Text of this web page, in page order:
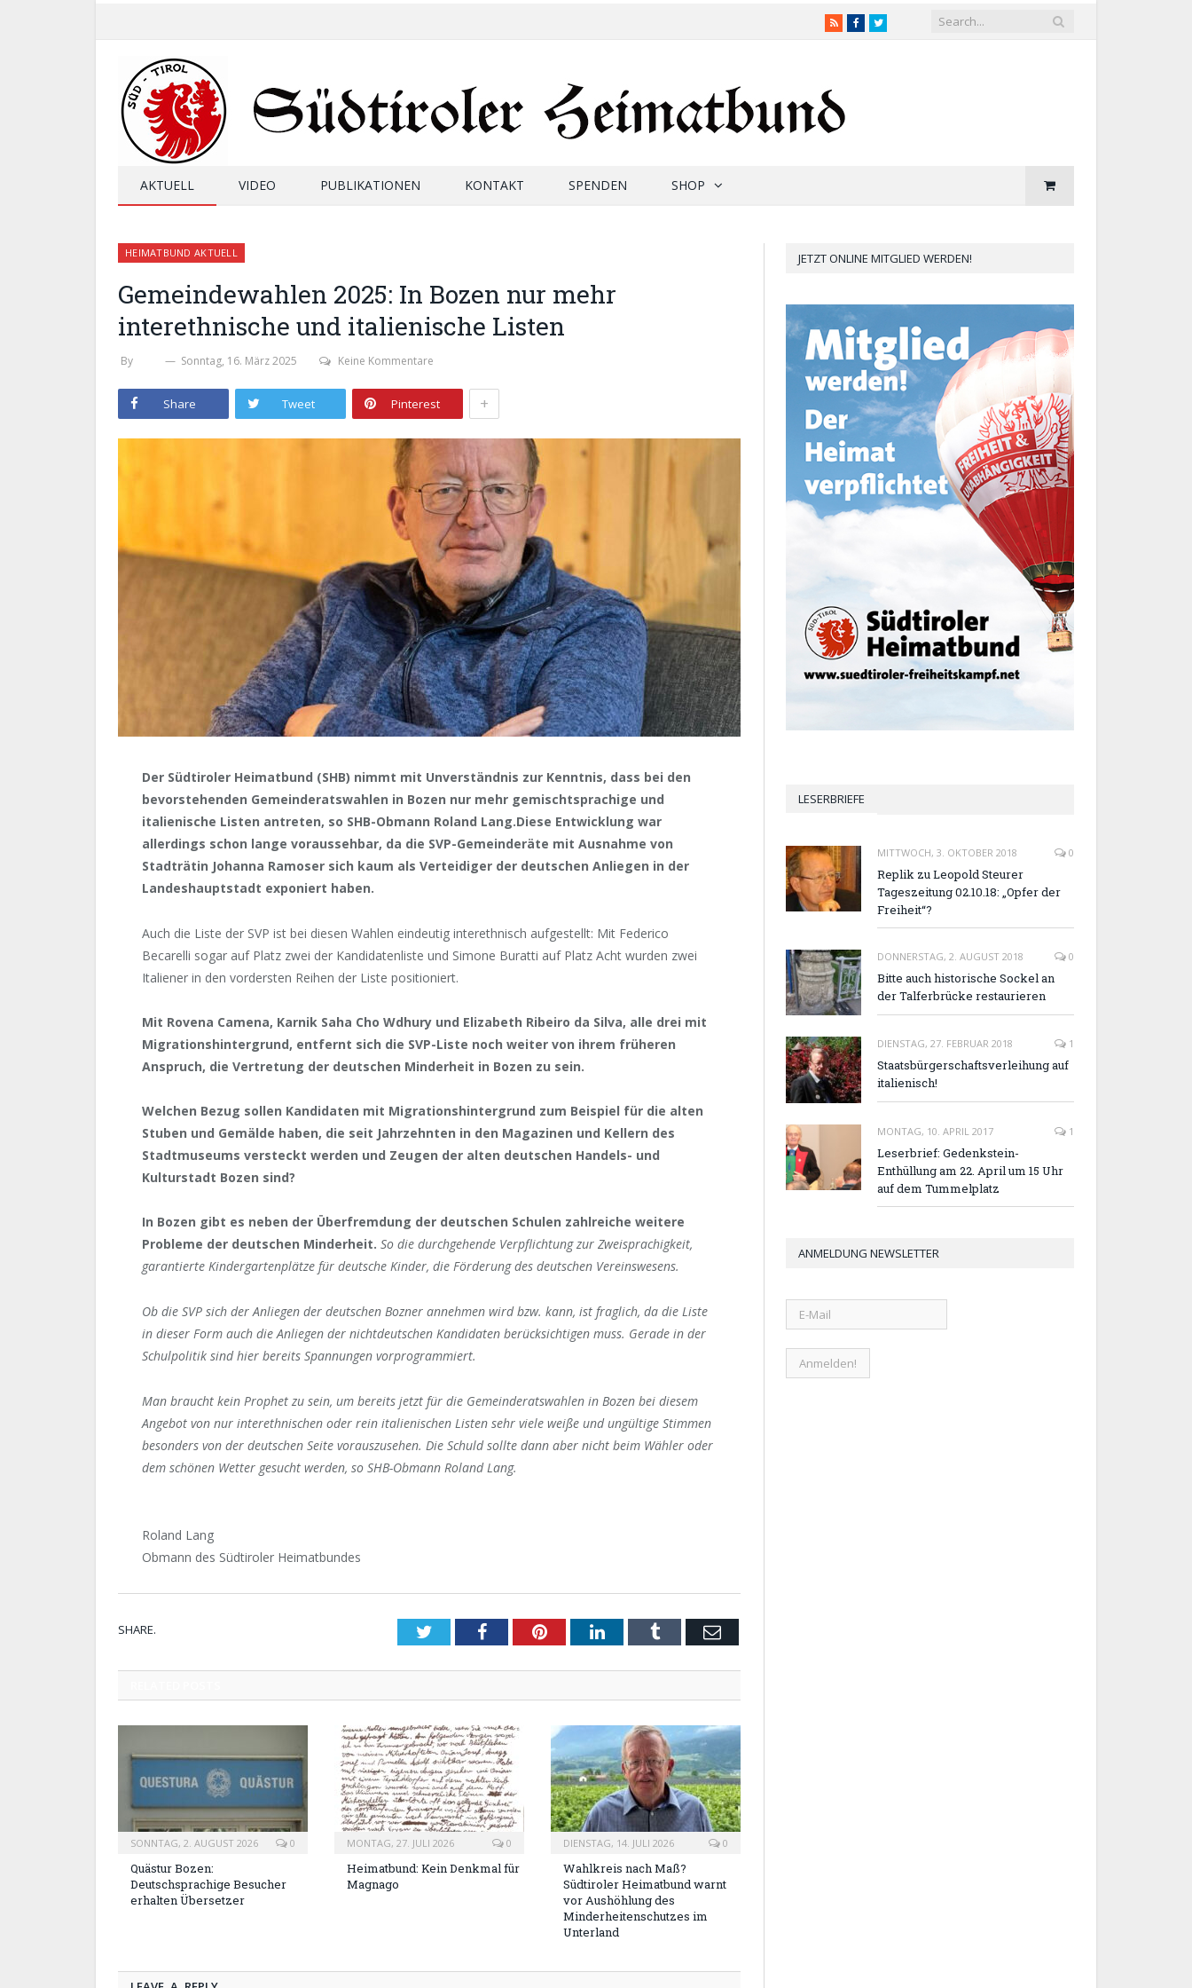
RSSFacebookTwitter
AKTUELL VIDEO PUBLIKATIONEN KONTAKT SPENDEN SHOP
HEIMATBUND AKTUELL
Gemeindewahlen 2025: In Bozen nur mehr
interethnische und italienische Listen
By Sonntag, 16. März 2025 Keine Kommentare
Share Tweet Pinterest +
Der Südtiroler Heimatbund (SHB) nimmt mit Unverständnis zur Kenntnis, dass bei den
bevorstehenden Gemeinderatswahlen in Bozen nur mehr gemischtsprachige und
italienische Listen antreten, so SHB-Obmann Roland Lang.Diese Entwicklung war
allerdings schon lange voraussehbar, da die SVP-Gemeinderäte mit Ausnahme von
Stadträtin Johanna Ramoser sich kaum als Verteidiger der deutschen Anliegen in der
Landeshauptstadt exponiert haben.
Auch die Liste der SVP ist bei diesen Wahlen eindeutig interethnisch aufgestellt: Mit Federico
Becarelli sogar auf Platz zwei der Kandidatenliste und Simone Buratti auf Platz Acht wurden zwei
Italiener in den vordersten Reihen der Liste positioniert.
Mit Rovena Camena, Karnik Saha Cho Wdhury und Elizabeth Ribeiro da Silva, alle drei mit
Migrationshintergrund, entfernt sich die SVP-Liste noch weiter von ihrem früheren
Anspruch, die Vertretung der deutschen Minderheit in Bozen zu sein.
Welchen Bezug sollen Kandidaten mit Migrationshintergrund zum Beispiel für die alten
Stuben und Gemälde haben, die seit Jahrzehnten in den Magazinen und Kellern des
Stadtmuseums versteckt werden und Zeugen der alten deutschen Handels- und
Kulturstadt Bozen sind?
In Bozen gibt es neben der Überfremdung der deutschen Schulen zahlreiche weitere
Probleme der deutschen Minderheit.So die durchgehende Verpflichtung zur Zweisprachigkeit,
garantierte Kindergartenplätze für deutsche Kinder, die Förderung des deutschen Vereinswesens.
Ob die SVP sich der Anliegen der deutschen Bozner annehmen wird bzw. kann, ist fraglich, da die Liste
in dieser Form auch die Anliegen der nichtdeutschen Kandidaten berücksichtigen muss. Gerade in der
Schulpolitik sind hier bereits Spannungen vorprogrammiert.
Man braucht kein Prophet zu sein, um bereits jetzt für die Gemeinderatswahlen in Bozen bei diesem
Angebot von nur interethnischen oder rein italienischen Listen sehr viele weiße und ungültige Stimmen
besonders von der deutschen Seite vorauszusehen. Die Schuld sollte dann aber nicht beim Wähler oder
dem schönen Wetter gesucht werden, so SHB-Obmann Roland Lang.
Roland Lang
Obmann des Südtiroler Heimatbundes
SHARE. TwitterFacebookPinterestLinkedInTumblr Email
SONNTAG, 2. AUGUST 2026 0
Quästur Bozen:
Deutschsprachige Besucher
erhalten Übersetzer
MONTAG, 27. JULI 2026 0
Heimatbund: Kein Denkmal für
Magnago
DIENSTAG, 14. JULI 2026 0
Wahlkreis nach Maß?
Südtiroler Heimatbund warnt
vor Aushöhlung des
Minderheitenschutzes im
Unterland
JETZT ONLINE MITGLIED WERDEN!
LESERBRIEFE
MITTWOCH, 3. OKTOBER 2018 0
Replik zu Leopold Steurer
Tageszeitung 02.10.18: „Opfer der
Freiheit“?
DONNERSTAG, 2. AUGUST 2018 0
Bitte auch historische Sockel an
der Talferbrücke restaurieren
DIENSTAG, 27. FEBRUAR 2018 1
Staatsbürgerschaftsverleihung auf
italienisch!
MONTAG, 10. APRIL 2017 1
Leserbrief: Gedenkstein-
Enthüllung am 22. April um 15 Uhr
auf dem Tummelplatz
ANMELDUNG NEWSLETTER